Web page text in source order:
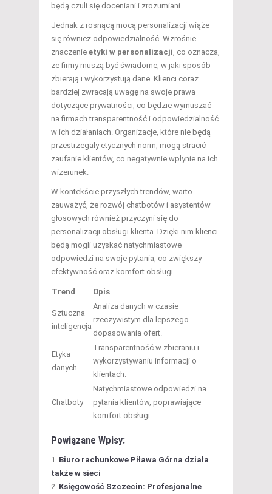
będą czuli się doceniani i zrozumiani.
Jednak z rosnącą mocą personalizacji wiąże
się również odpowiedzialność. Wzrośnie
znaczenie etyki w personalizacji , co oznacza,
że firmy muszą być świadome, w jaki sposób
zbierają i wykorzystują dane. Klienci coraz
bardziej zwracają uwagę na swoje prawa
dotyczące prywatności, co będzie wymuszać
na firmach transparentność i odpowiedzialność
w ich działaniach. Organizacje, które nie będą
przestrzegały etycznych norm, mogą stracić
zaufanie klientów, co negatywnie wpłynie na ich
wizerunek.
W kontekście przyszłych trendów, warto
zauważyć, że rozwój chatbotów i asystentów
głosowych również przyczyni się do
personalizacji obsługi klienta. Dzięki nim klienci
będą mogli uzyskać natychmiastowe
odpowiedzi na swoje pytania, co zwiększy
efektywność oraz komfort obsługi.
Trend Opis
Sztuczna
inteligencja
Analiza danych w czasie
rzeczywistym dla lepszego
dopasowania ofert.
Etyka
danych
Transparentność w zbieraniu i
wykorzystywaniu informacji o
klientach.
Chatboty
Natychmiastowe odpowiedzi na
pytania klientów, poprawiające
komfort obsługi.
Powiązane Wpisy:
Biuro rachunkowe Piława Górna działa
także w sieci
Księgowość Szczecin: Profesjonalne